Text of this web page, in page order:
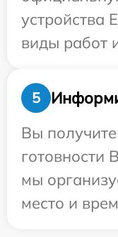
устройства
виды работ
5
Вы
готовности
мы
место и